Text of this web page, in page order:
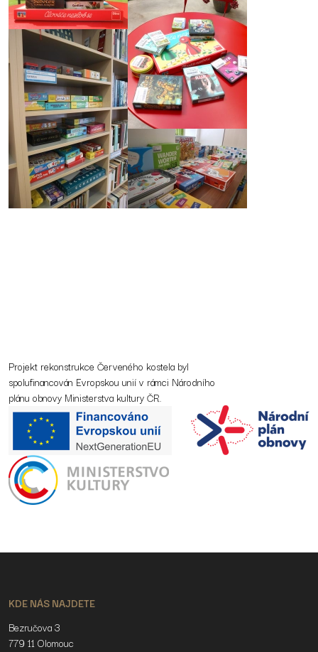
Projekt rekonstrukce Červeného kostela byl
spolufinancován Evropskou unií v rámci Národního
plánu obnovy Ministerstva kultury ČR.
KDE NÁS NAJDETE
Bezručova 3
779 11 Olomouc